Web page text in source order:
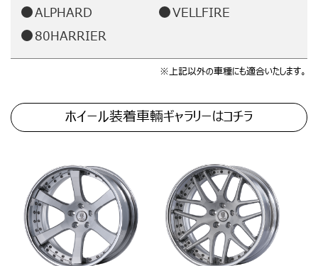
ALPHARD
VELLFIRE
80HARRIER
※上記以外の車種にも適合いたします。
ホイール装着車輛ギャラリーはコチラ